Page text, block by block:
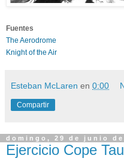
Fuentes
The Aerodrome
Knight of the Air
Esteban McLaren en 0:00
Compartir
domingo, 29 de junio de
Ejercicio Cope